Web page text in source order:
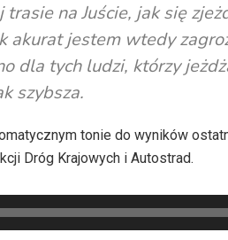
trasie na Juście, jak się
akurat jestem wtedy
dla tych ludzi, którzy
szybsza.
tonie do wyników
Dróg Krajowych i Autostrad.